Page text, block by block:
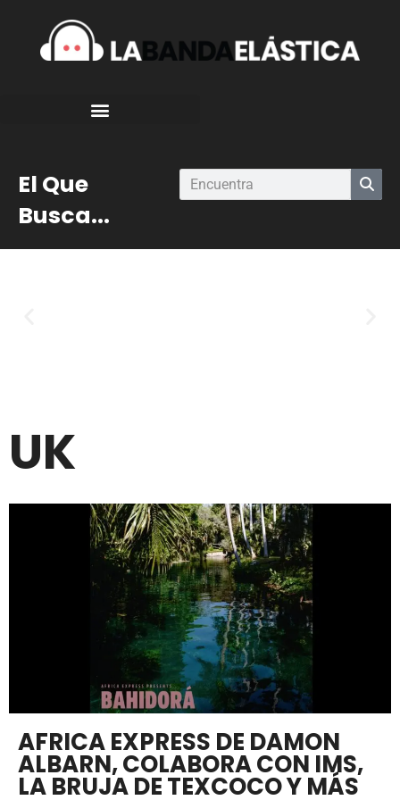
El Que
Busca...
UK
AFRICA EXPRESS DE DAMON
ALBARN, COLABORA CON IMS,
LA BRUJA DE TEXCOCO Y MÁS